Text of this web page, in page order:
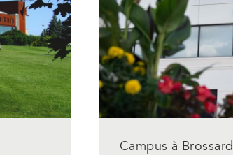
onglet
Campus à Brossard